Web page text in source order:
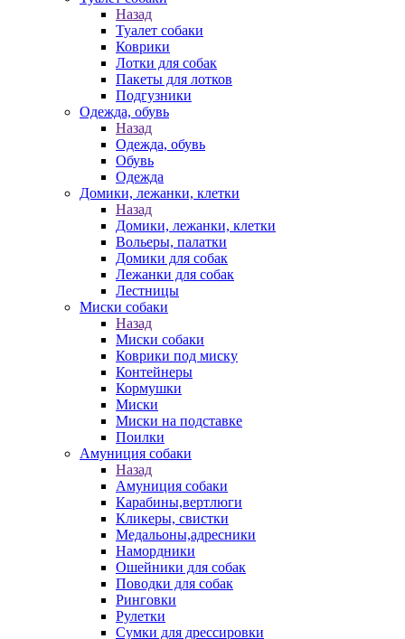
Назад
Туалет собаки
Коврики
Лотки для собак
Пакеты для лотков
Подгузники
Одежда, обувь
Назад
Одежда, обувь
Обувь
Одежда
Домики, лежанки, клетки
Назад
Домики, лежанки, клетки
Вольеры, палатки
Домики для собак
Лежанки для собак
Лестницы
Миски собаки
Назад
Миски собаки
Коврики под миску
Контейнеры
Кормушки
Миски
Миски на подставке
Поилки
Амуниция собаки
Назад
Амуниция собаки
Карабины,вертлюги
Кликеры, свистки
Медальоны,адресники
Намордники
Ошейники для собак
Поводки для собак
Ринговки
Рулетки
Сумки для дрессировки